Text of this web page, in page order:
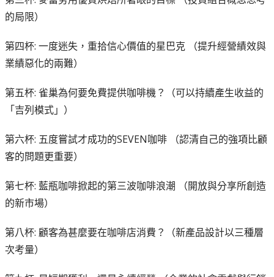
的局限）
第四杯: 一度迷失，重拾信心價值的星巴克 （提升經營績效與
業績惡化的兩難）
第五杯: 雀巢為何要免費提供咖啡機？（可以持續產生收益的
「吉列模式」）
第六杯: 五度嘗試才成功的SEVEN咖啡 （認清自己的強項比顧
客的問題更重要）
第七杯: 藍瓶咖啡掀起的第三波咖啡浪潮 （開放與分享所創造
的新市場）
第八杯: 顧客為甚麼要在咖啡店消費？（新產品設計以三種層
次考量）